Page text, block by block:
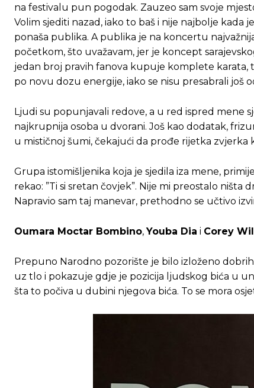
na festivalu pun pogodak. Zauzeo sam svoje
Volim sjediti nazad, iako to baš i nije najbolje
ponaša publika. A publika je na koncertu
početkom, što uvažavam, jer je koncept
jedan broj pravih fanova kupuje komplete karata,
po novu dozu energije, iako se nisu presabrali još
Ljudi su popunjavali redove, a u red ispred mene
najkrupnija osoba u dvorani. Još kao dodatak,
u mističnoj šumi, čekajući da prođe rijetka
Grupa istomišljenika koja je sjedila iza mene,
rekao: ”Ti si sretan čovjek”. Nije mi preostalo
Napravio sam taj manevar, prethodno se učtivo
Oumara Moctar Bombino,Youba Dia i Corey
Prepuno Narodno pozorište je bilo izloženo
uz tlo i pokazuje gdje je pozicija ljudskog bića u
šta to počiva u dubini njegova bića. To se mora